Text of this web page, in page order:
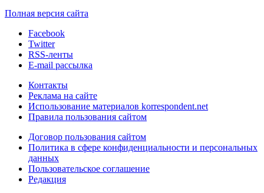
Полная версия сайта
Facebook
Twitter
RSS-ленты
E-mail рассылка
Контакты
Реклама на сайте
Использование материалов korrespondent.net
Правила пользования сайтом
Договор пользования сайтом
Политика в сфере конфиденциальности и персональных
данных
Пользовательское соглашение
Редакция